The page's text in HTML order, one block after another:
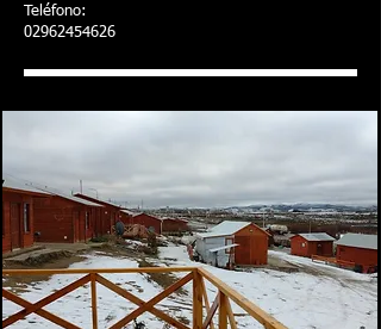
Teléfono:
02962454626